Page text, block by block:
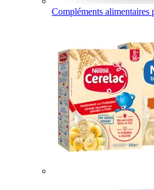
Compléments alimentaires